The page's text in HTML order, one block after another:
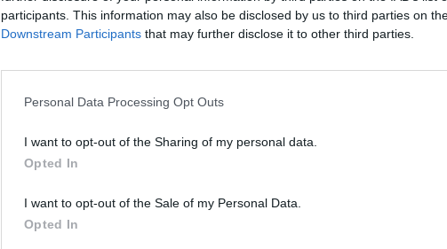
participants. This information may also be disclosed by us to third parties on
Downstream Participants that may further disclose it to other third parties.
Personal Data Processing Opt Outs
I want to opt-out of the Sharing of my personal data.
Opted In
I want to opt-out of the Sale of my Personal Data.
Opted In
Ο
με